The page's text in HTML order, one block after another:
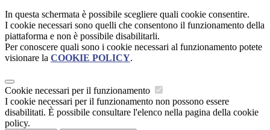
In questa schermata è possibile scegliere quali cookie consentire.
I cookie necessari sono quelli che consentono il funzionamento della
piattaforma e non è possibile disabilitarli.
Per conoscere quali sono i cookie necessari al funzionamento potete
visionare la COOKIE POLICY.
Cookie necessari per il funzionamento
I cookie necessari per il funzionamento non possono essere
disabilitati. È possibile consultare l'elenco nella pagina della cookie
policy.